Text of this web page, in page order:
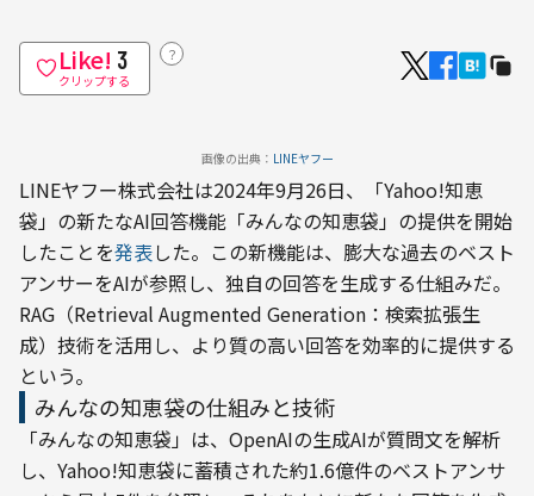
Like! 3
クリップする
？
画像の出典： LINEヤフー
LINEヤフー株式会社は2024年9月26日、「Yahoo!知恵
袋」の新たなAI回答機能「みんなの知恵袋」の提供を開始
したことを発表した。この新機能は、膨大な過去のベスト
アンサーをAIが参照し、独自の回答を生成する仕組みだ。
RAG（Retrieval Augmented Generation：検索拡張生
成）技術を活用し、より質の高い回答を効率的に提供する
という。
みんなの知恵袋の仕組みと技術
「みんなの知恵袋」は、OpenAIの生成AIが質問文を解析
し、Yahoo!知恵袋に蓄積された約1.6億件のベストアンサ